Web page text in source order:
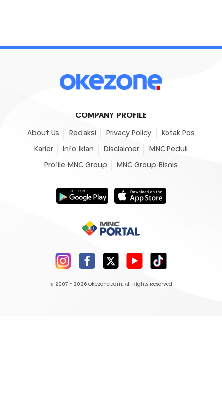
COMPANY PROFILE
About Us Redaksi Privacy Policy Kotak Pos
Karier Info Iklan Disclaimer MNC Peduli
Profile MNC Group MNC Group Bisnis
© 2007 - 2026 Okezone.com, All Rights Reserved